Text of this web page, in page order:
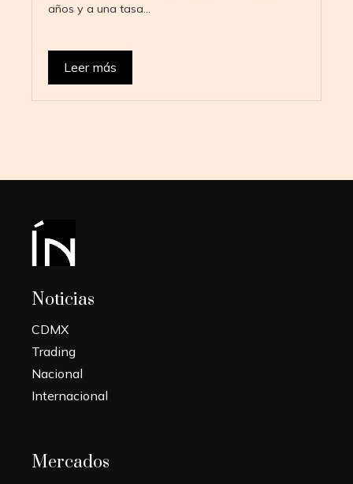
años y a una tasa…
Leer más
Noticias
CDMX
Trading
Nacional
Internacional
Mercados